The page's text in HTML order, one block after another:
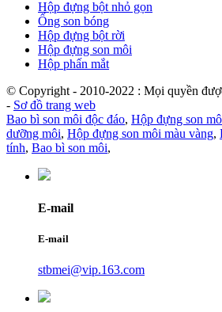
Hộp đựng bột nhỏ gọn
Ống son bóng
Hộp đựng bột rời
Hộp đựng son môi
Hộp phấn mắt
© Copyright - 2010-2022 : Mọi quyền
- Sơ đồ trang web
Bao bì son môi độc đáo, Hộp đựng son
dưỡng môi, Hộp đựng son môi màu vàng,
tính, Bao bì son môi,
E-mail
E-mail
stbmei@vip.163.com